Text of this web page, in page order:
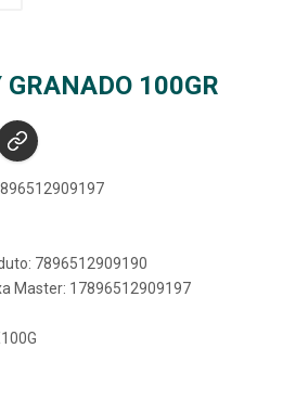
GRANADO 100GR
7896512909190
Master: 17896512909197